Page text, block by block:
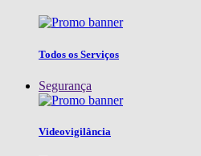
Todos os Serviços
Segurança
Videovigilância